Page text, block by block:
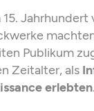
Publikum
Zeitalter, als
erlebten.